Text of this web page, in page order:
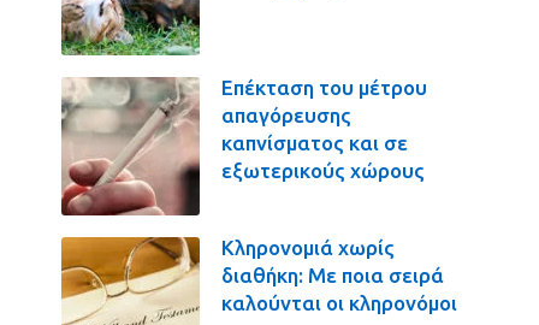
Επέκταση του μέτρου
απαγόρευσης
καπνίσματος και σε
εξωτερικούς χώρους
Κληρονομιά χωρίς
διαθήκη: Με ποια σειρά
καλούνται οι κληρονόμοι